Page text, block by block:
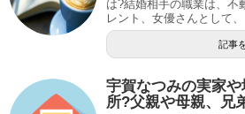
は?結婚相手の職業は、不
レント、女優さんとして
記事
宇賀なつみの実家
所?父親や母親、兄